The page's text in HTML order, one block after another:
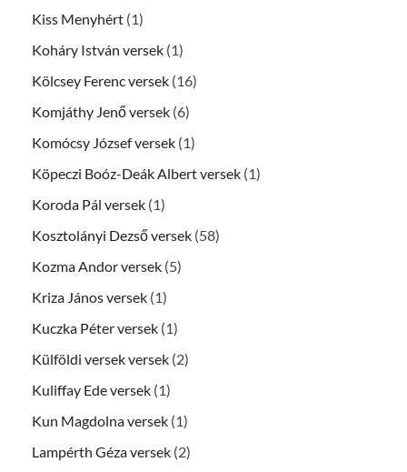
Kiss Menyhért (1)
Koháry István versek (1)
Kölcsey Ferenc versek (16)
Komjáthy Jenő versek (6)
Komócsy József versek (1)
Köpeczi Boóz-Deák Albert versek (1)
Koroda Pál versek (1)
Kosztolányi Dezső versek (58)
Kozma Andor versek (5)
Kriza János versek (1)
Kuczka Péter versek (1)
Külföldi versek versek (2)
Kuliffay Ede versek (1)
Kun Magdolna versek (1)
Lampérth Géza versek (2)